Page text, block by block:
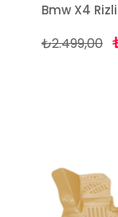
Bmw X4
₺2.499,00